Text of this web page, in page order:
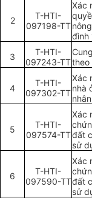
2 T-HTI-
097198-TT
Xác
đình
3
T-HTI-
097243-TTtheo
4
T-HTI-
097302-TT
Xác
nhà
5 T-HTI-
097574-TT
Xác
đất
sử
6
T-HTI-
097590-TT
Xác
đất
sử